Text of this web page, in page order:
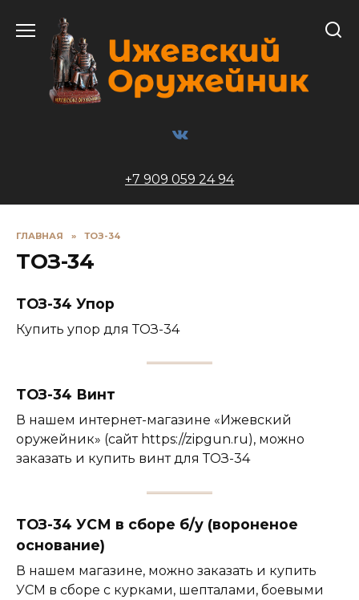
содержанию
+7 909 059 24 94
ГЛАВНАЯ » ТОЗ-34
ТОЗ-34
ТОЗ-34 Упор
Купить упор для ТОЗ-34
ТОЗ-34 Винт
В нашем интернет-магазине «Ижевский
оружейник» (сайт https://zipgun.ru), можно
заказать и купить винт для ТОЗ-34
ТОЗ-34 УСМ в сборе б/у (вороненое
основание)
В нашем магазине, можно заказать и купить
УСМ в сборе с курками, шепталами, боевыми